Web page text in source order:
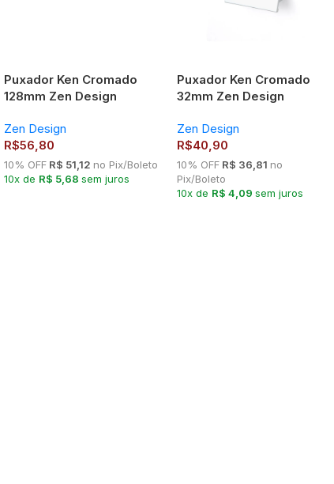
Puxador Ken Cromado
128mm Zen Design
Zen Design
R$56,80
10% OFFR$ 51,12 no Pix/Boleto
10x de R$ 5,68 sem juros
Puxador Ken Cromado
32mm Zen Design
Zen Design
R$40,90
10% OFFR$ 36,81 no
Pix/Boleto
10x de R$ 4,09 sem juros